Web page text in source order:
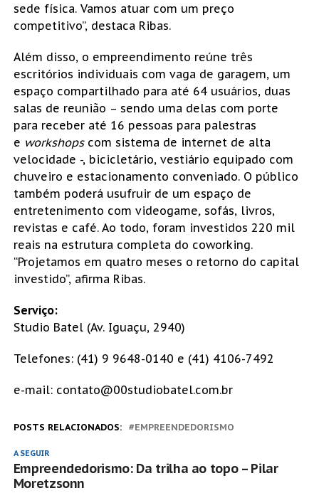
sede física. Vamos atuar com um preço
competitivo”, destaca Ribas.
Além disso, o empreendimento reúne três
escritórios individuais com vaga de garagem, um
espaço compartilhado para até 64 usuários, duas
salas de reunião – sendo uma delas com porte
para receber até 16 pessoas para palestras
e workshopscom sistema de internet de alta
velocidade -, bicicletário, vestiário equipado com
chuveiro e estacionamento conveniado. O público
também poderá usufruir de um espaço de
entretenimento com videogame, sofás, livros,
revistas e café. Ao todo, foram investidos 220 mil
reais na estrutura completa do coworking.
“Projetamos em quatro meses o retorno do capital
investido”, afirma Ribas.
Serviço:
Studio Batel (Av. Iguaçu, 2940)
Telefones: (41) 9 9648-0140 e (41) 4106-7492
e-mail: contato@00studiobatel.com.br
POSTS RELACIONADOS: EMPREENDEDORISMO
A SEGUIR
Empreendedorismo: Da trilha ao topo – Pilar
Moretzsonn